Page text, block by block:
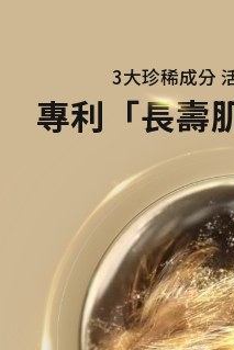
3大珍稀成分
專利「長壽